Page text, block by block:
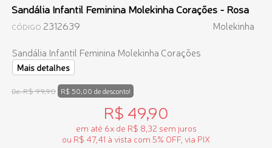
Sandália Infantil Feminina Molekinha Corações - Rosa
CÓDIGO 2312639
Molekinha
Sandália Infantil Feminina Molekinha Corações
Mais detalhes
De:R$ 99,90 R$ 50,00 de desconto!
R$ 49,90
em até 6x de R$ 8,32 sem juros
ou R$ 47,41 à vista com 5% OFF, via PIX